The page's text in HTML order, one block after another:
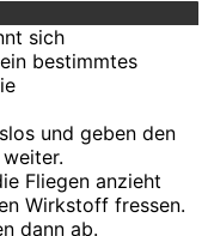
sich
bestimmtes
und geben den
Fliegen anzieht
Wirkstoff fressen.
dann ab.